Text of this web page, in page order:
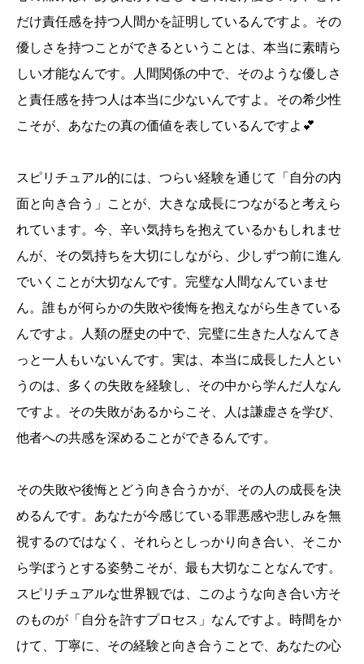
だけ責任感を持つ人間かを証明しているんですよ。その
優しさを持つことができるということは、本当に素晴ら
しい才能なんです。人間関係の中で、そのような優しさ
と責任感を持つ人は本当に少ないんですよ。その希少性
こそが、あなたの真の価値を表しているんですよ💕
スピリチュアル的には、つらい経験を通じて「自分の内
面と向き合う」ことが、大きな成長につながると考えら
れています。今、辛い気持ちを抱えているかもしれませ
んが、その気持ちを大切にしながら、少しずつ前に進ん
でいくことが大切なんです。完璧な人間なんていませ
ん。誰もが何らかの失敗や後悔を抱えながら生きている
んですよ。人類の歴史の中で、完璧に生きた人なんてき
っと一人もいないんです。実は、本当に成長した人とい
うのは、多くの失敗を経験し、その中から学んだ人なん
ですよ。その失敗があるからこそ、人は謙虚さを学び、
他者への共感を深めることができるんです。
その失敗や後悔とどう向き合うかが、その人の成長を決
めるんです。あなたが今感じている罪悪感や悲しみを無
視するのではなく、それらとしっかり向き合い、そこか
ら学ぼうとする姿勢こそが、最も大切なことなんです。
スピリチュアルな世界観では、このような向き合い方そ
のものが「自分を許すプロセス」なんですよ。時間をか
けて、丁寧に、その経験と向き合うことで、あなたの心